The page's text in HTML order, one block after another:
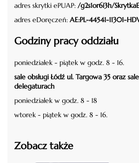
adres skrytki ePUAP: /g2s1or6i3h/
adres eDoręczeń: AE:PL-44541-11301-
Godziny pracy oddziału
poniedziałek - piątek w godz. 8 - 16.
sale obsługi Łódź ul. Targowa 35 oraz
delegaturach
poniedziałek w godz. 8 - 18
wtorek - piątek w godz. 8 - 16.
Zobacz także